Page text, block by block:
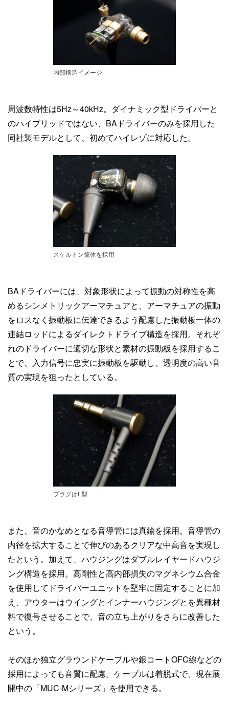
内部構造イメージ
周波数特性は5Hz～40kHz。ダイナミック型ドライバーと
のハイブリッドではない、BAドライバーのみを採用した
同社製モデルとして、初めてハイレゾに対応した。
スケルトン筐体を採用
BAドライバーには、対象形状によって振動の対称性を高
めるシンメトリックアーマチュアと、アーマチュアの振動
をロスなく振動板に伝達できるよう配慮した振動板一体の
連結ロッドによるダイレクトドライブ構造を採用。それぞ
れのドライバーに適切な形状と素材の振動板を採用するこ
とで、入力信号に忠実に振動板を駆動し、透明度の高い音
質の実現を狙ったとしている。
プラグはL型
また、音のかなめとなる音導管には真鍮を採用。音導管の
内径を拡大することで伸びのあるクリアな中高音を実現し
たという。加えて、ハウジングはダブルレイヤードハウジ
ング構造を採用。高剛性と高内部損失のマグネシウム合金
を使用してドライバーユニットを堅牢に固定することに加
え、アウターはウイングとインナーハウジングとを異種材
料で復号させることで、音の立ち上がりをさらに改善した
という。
そのほか独立グラウンドケーブルや銀コートOFC線などの
採用によっても音質に配慮。ケーブルは着脱式で、現在展
開中の「MUC-Mシリーズ」を使用できる。